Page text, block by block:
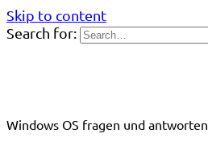
Skip to content
Search for:
Windows OS fragen und antworten